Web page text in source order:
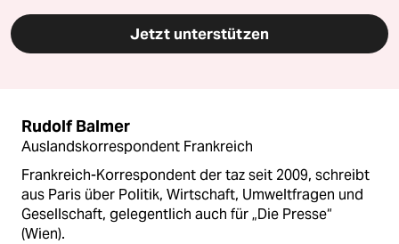
Jetzt unterstützen
Rudolf Balmer
Auslandskorrespondent Frankreich
Frankreich-Korrespondent der taz seit 2009, schreibt
aus Paris über Politik, Wirtschaft, Umweltfragen und
Gesellschaft, gelegentlich auch für „Die Presse“
(Wien).